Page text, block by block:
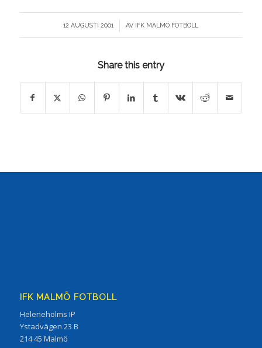
12 AUGUSTI 2001
/ AV IFK MALMÖ FOTBOLL
Share this entry
IFK MALMÖ FOTBOLL
Heleneholms IP
Ystadvägen 23 B
214 45 Malmö